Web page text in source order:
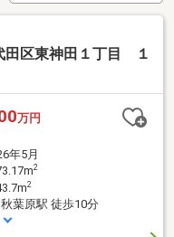
区東神田１丁目 １
万円
年5月
2
2
葉原駅 徒歩10分